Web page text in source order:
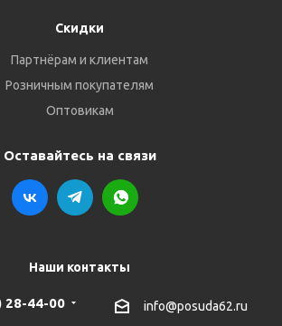
Скидки
Партнёрам и клиентам
Розничным покупателям
Оптовикам
Оставайтесь на связи
Наши контакты
28-44-00 info@posuda62.ru